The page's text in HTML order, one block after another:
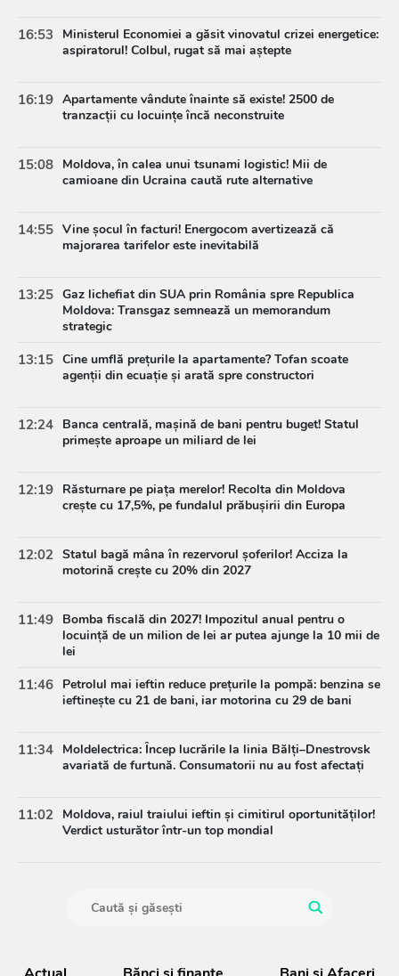
16:53
Ministerul Economiei a găsit vinovatul crizei energetice:
aspiratorul! Colbul, rugat să mai aștepte
16:19 Apartamente vândute înainte să existe! 2500 de
tranzacții cu locuințe încă neconstruite
15:08 Moldova, în calea unui tsunami logistic! Mii de
camioane din Ucraina caută rute alternative
14:55 Vine șocul în facturi! Energocom avertizează că
majorarea tarifelor este inevitabilă
13:25 Gaz lichefiat din SUA prin România spre Republica
Moldova: Transgaz semnează un memorandum
strategic
13:15 Cine umflă prețurile la apartamente? Tofan scoate
agenții din ecuație și arată spre constructori
12:24 Banca centrală, mașină de bani pentru buget! Statul
primește aproape un miliard de lei
12:19 Răsturnare pe piața merelor! Recolta din Moldova
crește cu 17,5%, pe fundalul prăbușirii din Europa
12:02 Statul bagă mâna în rezervorul șoferilor! Acciza la
motorină crește cu 20% din 2027
11:49 Bomba fiscală din 2027! Impozitul anual pentru o
locuință de un milion de lei ar putea ajunge la 10 mii de
lei
11:46 Petrolul mai ieftin reduce prețurile la pompă: benzina se
ieftinește cu 21 de bani, iar motorina cu 29 de bani
11:34 Moldelectrica: Încep lucrările la linia Bălți–Dnestrovsk
avariată de furtună. Consumatorii nu au fost afectați
11:02 Moldova, raiul traiului ieftin și cimitirul oportunităților!
Verdict usturător într-un top mondial